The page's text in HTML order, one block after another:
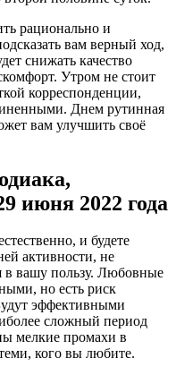
рационально и
вам верный ход,
снижать качество
Утром не стоит
корреспонденции,
Днем рутинная
вам улучшить своё
июня 2022 года
и будете
активности, не
в вашу пользу. Любовные
но есть риск
эффективными
сложный период
мелкие промахи в
кого вы любите.